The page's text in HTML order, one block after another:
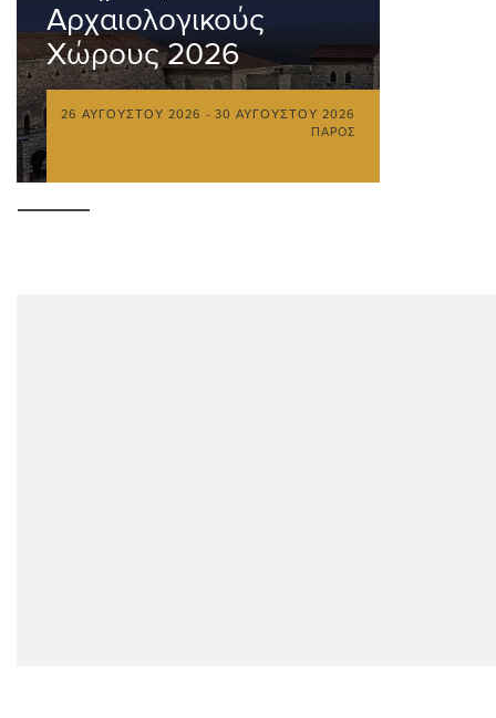
Αρχαιολογικούς
Χώρους 2026
26 ΑΥΓΟΎΣΤΟΥ 2026 - 30 ΑΥΓΟΎΣΤΟΥ 2026
ΠΆΡΟΣ